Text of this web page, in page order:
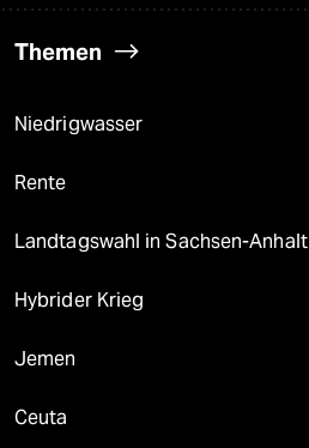
Themen
Niedrigwasser
Rente
Landtagswahl in Sachsen-Anhalt
Hybrider Krieg
Jemen
Ceuta